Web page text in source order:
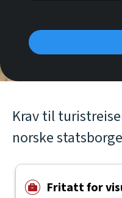
Krav til
norske
Fritatt for